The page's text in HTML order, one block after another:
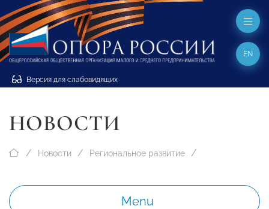
Версия для слабовидящих
EN
НОВОСТИ
Новости Региональное развитие
Menu